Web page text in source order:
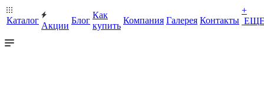
Каталог
Акции
Блог
Как
купить
Компания Галерея Контакты
+